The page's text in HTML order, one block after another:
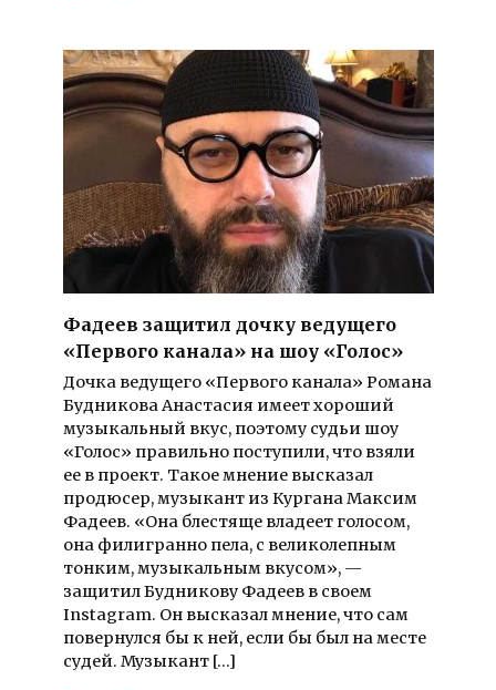
Фадеев защитил дочку ведущего
«Первого канала» на шоу «Голос»
Дочка ведущего «Первого канала» Романа
Будникова Анастасия имеет хороший
музыкальный вкус, поэтому судьи шоу
«Голос» правильно поступили, что взяли
ее в проект. Такое мнение высказал
продюсер, музыкант из Кургана Максим
Фадеев. «Она блестяще владеет голосом,
она филигранно пела, с великолепным
тонким, музыкальным вкусом», —
защитил Будникову Фадеев в своем
Instagram. Он высказал мнение, что сам
повернулся бы к ней, если бы был на месте
судей. Музыкант […]